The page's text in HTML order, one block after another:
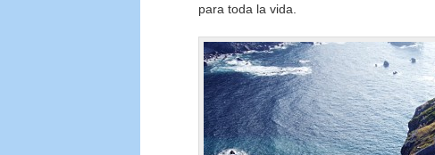
para toda la vida.